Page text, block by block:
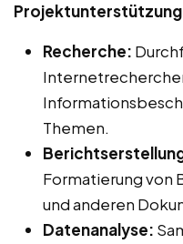
Recherche:
Themen.
Formatierung von
und anderen
Datenanalyse: